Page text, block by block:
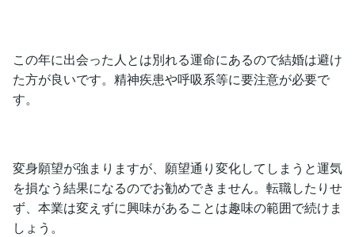
この年に出会った人とは別れる運命にあるので結婚は避け
た方が良いです。精神疾患や呼吸系等に要注意が必要で
す。
変身願望が強まりますが、願望通り変化してしまうと運気
を損なう結果になるのでお勧めできません。転職したりせ
ず、本業は変えずに興味があることは趣味の範囲で続けま
しょう。